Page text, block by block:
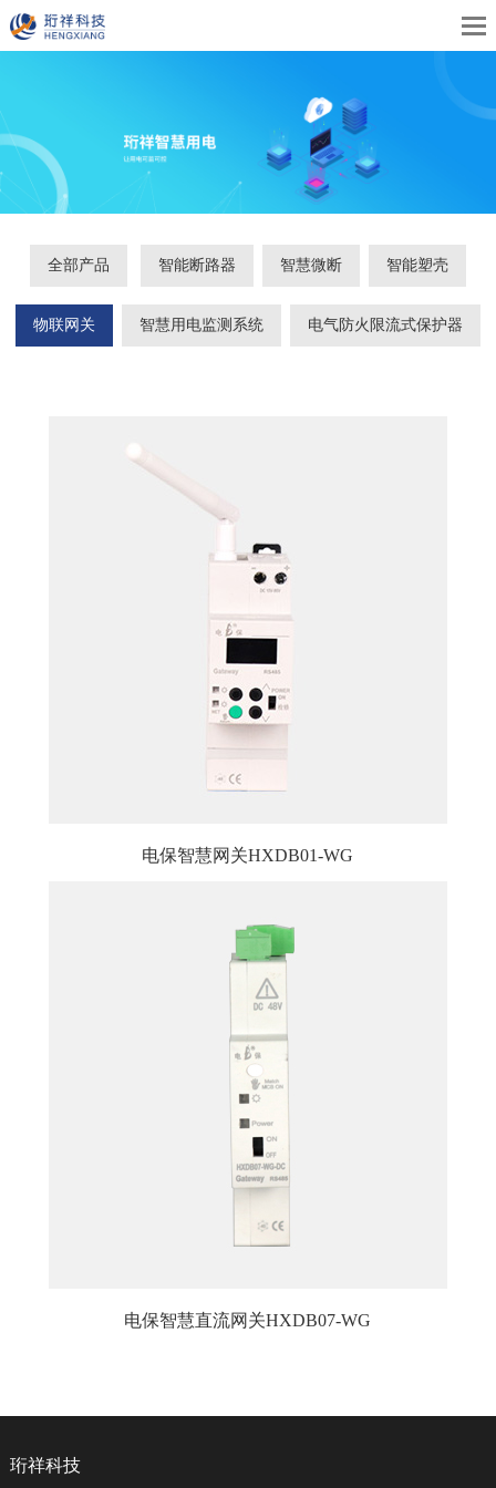
全部产品 智能断路器 智慧微断 智能塑壳
物联网关 智慧用电监测系统 电气防火限流式保护器
电保智慧网关HXDB01-WG
电保智慧直流网关HXDB07-WG
珩祥科技